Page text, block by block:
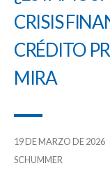
CRISIS
CRÉDITO
MIRA
19 DE MARZO DE 2026
SCHUMMER